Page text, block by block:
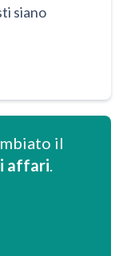
siano
il
affari.